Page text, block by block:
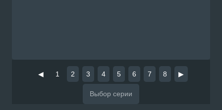
◀ 1 2 3 4 5 6 7 8 ▶